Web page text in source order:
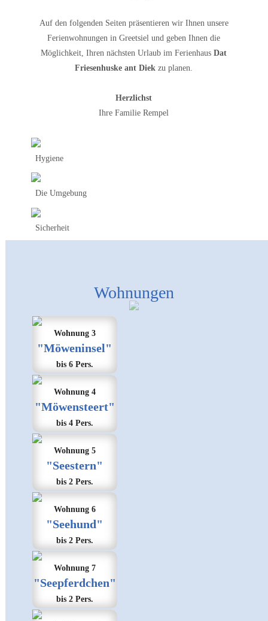
Auf den folgenden Seiten präsentieren wir Ihnen unsere
Ferienwohnungen in Greetsiel und geben Ihnen die
Möglichkeit, Ihren nächsten Urlaub im FerienhausDat
Friesenhuske ant Diek zu planen.
Herzlichst
Ihre Familie Rempel
Hygiene
Die Umgebung
Sicherheit
Wohnungen
Wohnung 3
"Möweninsel"
bis 6 Pers.
Wohnung 4
"Möwensteert"
bis 4 Pers.
Wohnung 5
"Seestern"
bis 2 Pers.
Wohnung 6
"Seehund"
bis 2 Pers.
Wohnung 7
"Seepferdchen"
bis 2 Pers.